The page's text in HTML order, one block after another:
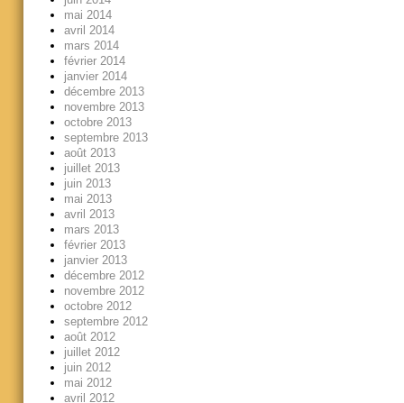
mai 2014
avril 2014
mars 2014
février 2014
janvier 2014
décembre 2013
novembre 2013
octobre 2013
septembre 2013
août 2013
juillet 2013
juin 2013
mai 2013
avril 2013
mars 2013
février 2013
janvier 2013
décembre 2012
novembre 2012
octobre 2012
septembre 2012
août 2012
juillet 2012
juin 2012
mai 2012
avril 2012